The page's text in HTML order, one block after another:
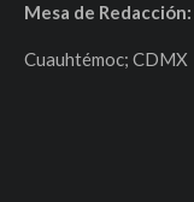
Mesa de Redacción:
Cuauhtémoc; CDMX